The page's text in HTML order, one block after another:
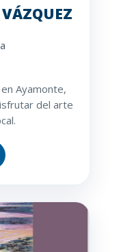
Ayamonte,
del arte